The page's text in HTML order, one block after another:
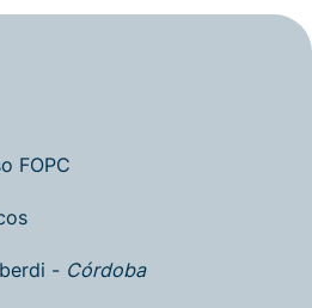
FOPC
- Córdoba